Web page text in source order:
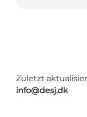
Zuletzt
info@desj.dk